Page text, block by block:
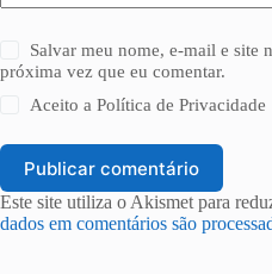
Salvar meu nome, e-mail e site
próxima vez que eu comentar.
Aceito aPolítica de Privacidade
Publicar comentário
Este site utiliza o Akismet para
dados em comentários são